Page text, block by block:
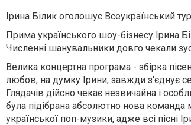
Ірина Білик оголошує Всеукраїнський
Прима українського шоу-бізнесу Ірина
Численні шанувальники довго чекали
Велика концертна програма - збірка
любов, на думку Ірини, завжди з'єднує
Глядачів дійсно чекає незвичайна і
була підібрана абсолютно нова команда
української поп-музики, адже всі пісні